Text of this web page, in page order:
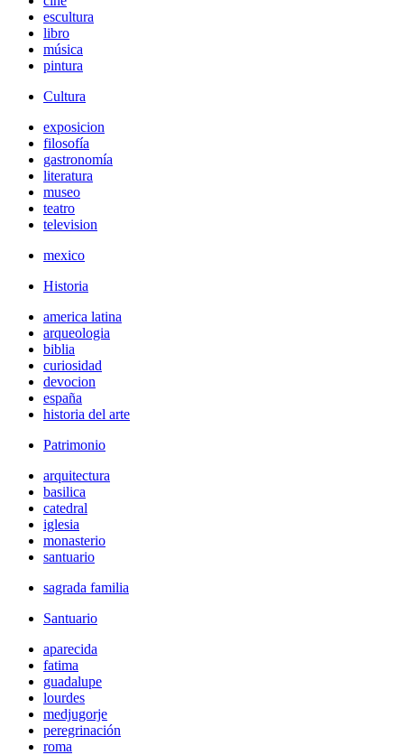
escultura
libro
música
pintura
Cultura
exposicion
filosofía
gastronomía
literatura
museo
teatro
television
mexico
Historia
america latina
arqueologia
biblia
curiosidad
devocion
españa
historia del arte
Patrimonio
arquitectura
basilica
catedral
iglesia
monasterio
santuario
sagrada familia
Santuario
aparecida
fatima
guadalupe
lourdes
medjugorje
peregrinación
roma